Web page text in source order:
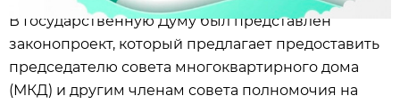
В Государственную Думу был представлен
законопроект, который предлагает предоставить
председателю совета многоквартирного дома
(МКД) и другим членам совета полномочия на